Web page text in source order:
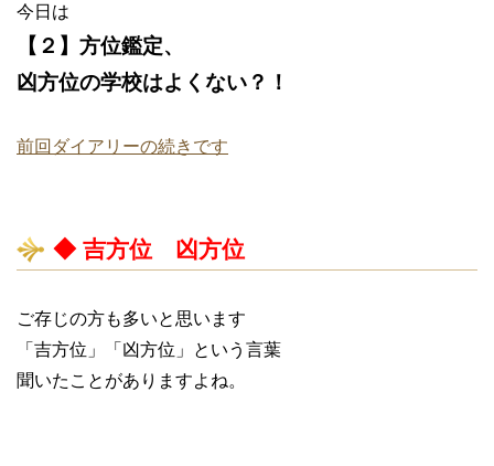
今日は
【２】方位鑑定、
凶方位の学校はよくない？！
前回ダイアリーの続きです
◆ 吉方位 凶方位
ご存じの方も多いと思います
「吉方位」「凶方位」という言葉
聞いたことがありますよね。